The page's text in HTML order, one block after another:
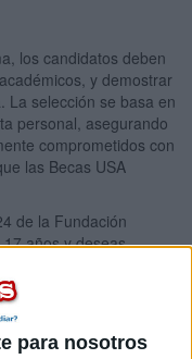
para nosotros
los candidatos deben
y demostrar
La selección se basa en
personal, asegurando
comprometidos con
las Becas USA
de la Fundación
años y deseas
del 27 de marzo. ¡No